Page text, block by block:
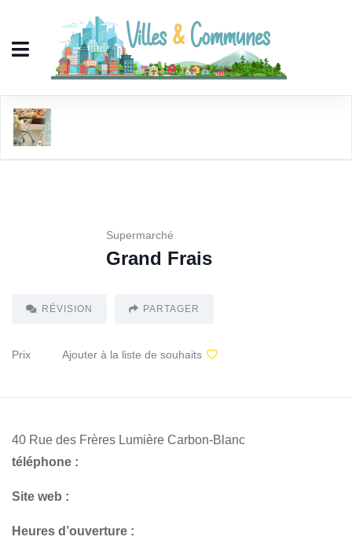
Supermarché
Grand Frais
RÉVISION PARTAGER
Prix Ajouter à la liste de souhaits
40 Rue des Frères Lumière Carbon-Blanc
téléphone :
Site web :
Heures d’ouverture :